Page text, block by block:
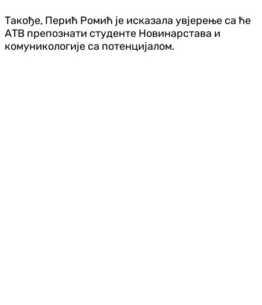
Такође, Перић Ромић је исказала увјерење са ће
АТВ препознати студенте Новинарстава и
комуникологије са потенцијалом.